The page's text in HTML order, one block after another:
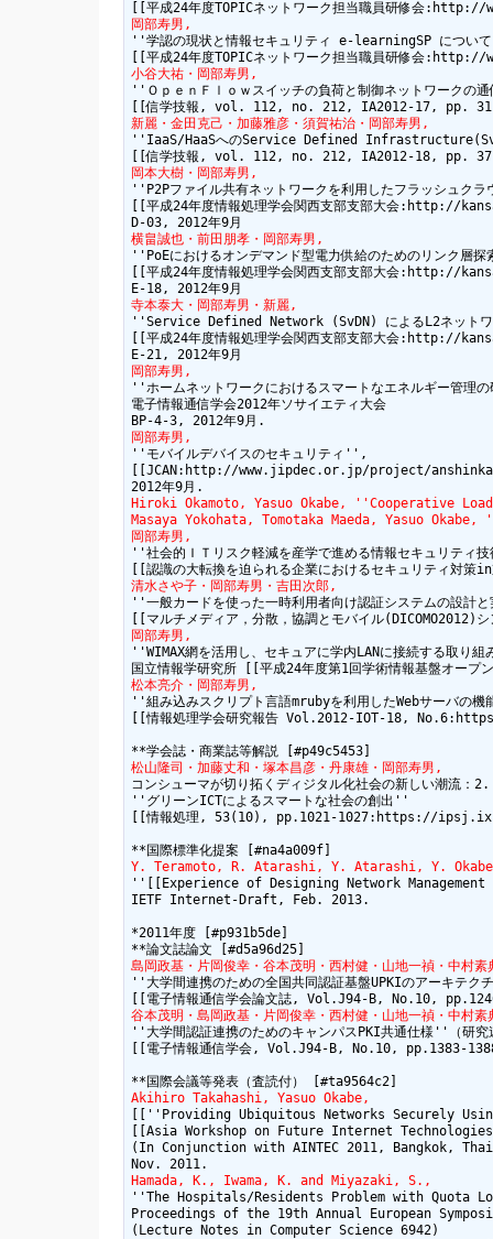
岡部寿男,
''学認の現状と情報セキュリティ e-learningSP につい
小谷大祐・岡部寿男,
''ＯｐｅｎＦｌｏｗスイッチの負荷と制御ネットワーク
新麗・金田克己・加藤雅彦・須賀祐治・岡部寿男,
''IaaS/HaaSへのService Defined
岡本大樹・岡部寿男,
''P2Pファイル共有ネットワークを利用したフラッシュク
[[平成24年度情報処理学会関西支部支部大会
横畠誠也・前田朋孝・岡部寿男,
''PoEにおけるオンデマンド型電力供給のためのリンク層
[[平成24年度情報処理学会関西支部支部大会
寺本泰大・岡部寿男・新麗,
''Service Defined Network (SvDN) によるL2ネット
[[平成24年度情報処理学会関西支部支部大会
岡部寿男,
''ホームネットワークにおけるスマートなエネルギー管理
電子情報通信学会2012年ソサイエティ大会
岡部寿男,
''モバイルデバイスのセキュリティ'',
[[JCAN:http://www.jipdec.or.jp/project/anshinkan/
Hiroki Okamoto, Yasuo Okabe, ''Cooperative
Masaya Yokohata, Tomotaka Maeda, Yasuo
岡部寿男,
''社会的ＩＴリスク軽減を産学で進める情報セキュリテ
清水さや子・岡部寿男・吉田次郎,
''一般カードを使った一時利用者向け認証システムの設計
岡部寿男,
''WIMAX網を活用し、セキュアに学内LANに接続する取り
松本亮介・岡部寿男,
''組み込みスクリプト言語mrubyを利用したWebサーバの
[[情報処理学会研究報告 Vol.2012-IOT-18,
松山隆司・加藤丈和・塚本昌彦・丹康雄・岡部寿男,
コンシューマが切り拓くディジタル化社会の新しい潮流：
''グリーンICTによるスマートな社会の創出''
[[情報処理, 53(10), pp.1021-1027:https://
Y. Teramoto, R. Atarashi, Y. Atarashi, Y.
''[[Experience of Designing Network
IETF Internet-Draft, Feb. 2013.
*2011年度 [#p931b5de]
島岡政基・片岡俊幸・谷本茂明・西村健・山地一禎・中村
''大学間連携のための全国共同認証基盤UPKIのアーキテ
谷本茂明・島岡政基・片岡俊幸・西村健・山地一禎・中村
''大学間認証連携のためのキャンパスPKI共通仕様''（研究
[[電子情報通信学会, Vol.J94-B, No.10, pp.1383-
Akihiro Takahashi, Yasuo Okabe,
[[''Providing Ubiquitous Networks Securely
[[Asia Workshop on Future Internet
(In Conjunction with AINTEC 2011, Bangkok,
Hamada, K., Iwama, K. and Miyazaki, S.,
''The Hospitals/Residents Problem with Quota
Proceedings of the 19th Annual European
(Lecture Notes in Computer Science 6942)